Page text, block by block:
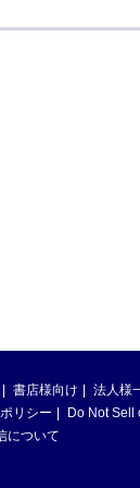
書店様向け 法人様
リシー
Do Not Sell
について